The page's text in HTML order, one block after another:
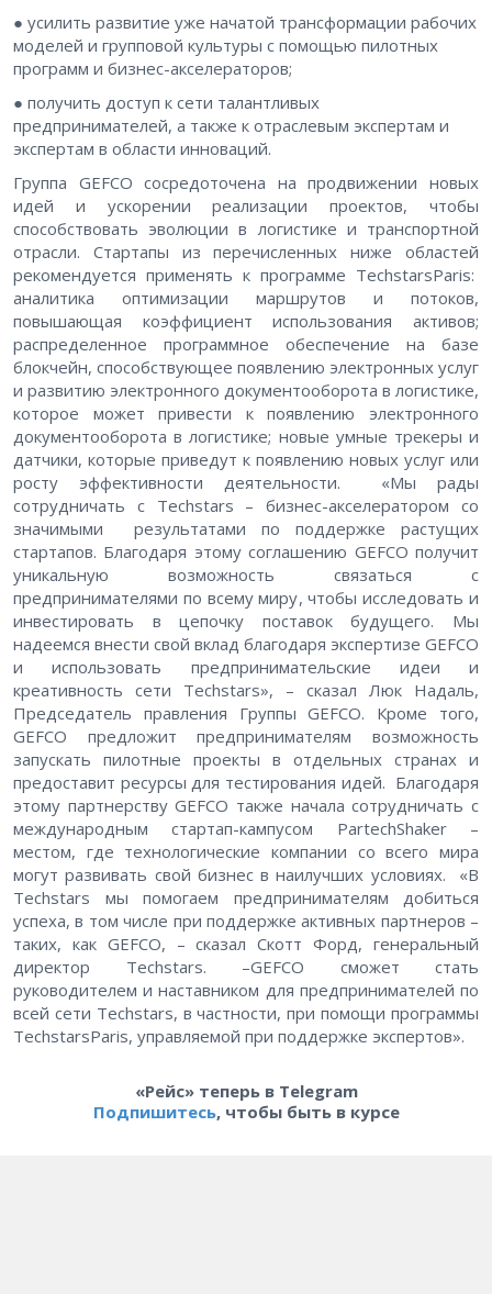
● усилить развитие уже начатой трансформации рабочих
моделей и групповой культуры с помощью пилотных
программ и бизнес-акселераторов;
● получить доступ к сети талантливых
предпринимателей, а также к отраслевым экспертам и
экспертам в области инноваций.
Группа GEFCO сосредоточена на продвижении новых
идей и ускорении реализации проектов, чтобы
способствовать эволюции в логистике и транспортной
отрасли. Стартапы из перечисленных ниже областей
рекомендуется применять к программе TechstarsParis:
аналитика оптимизации маршрутов и потоков,
повышающая коэффициент использования активов;
распределенное программное обеспечение на базе
блокчейн, способствующее появлению электронных услуг
и развитию электронного документооборота в логистике,
которое может привести к появлению электронного
документооборота в логистике; новые умные трекеры и
датчики, которые приведут к появлению новых услуг или
росту эффективности деятельности. «Мы рады
сотрудничать с Techstars – бизнес-акселератором со
значимыми результатами по поддержке растущих
стартапов. Благодаря этому соглашению GEFCO получит
уникальную возможность связаться с
предпринимателями по всему миру, чтобы исследовать и
инвестировать в цепочку поставок будущего. Мы
надеемся внести свой вклад благодаря экспертизе GEFCO
и использовать предпринимательские идеи и
креативность сети Techstars», – сказал Люк Надаль,
Председатель правления Группы GEFCO. Кроме того,
GEFCO предложит предпринимателям возможность
запускать пилотные проекты в отдельных странах и
предоставит ресурсы для тестирования идей. Благодаря
этому партнерству GEFCO также начала сотрудничать с
международным стартап-кампусом PartechShaker –
местом, где технологические компании со всего мира
могут развивать свой бизнес в наилучших условиях. «В
Techstars мы помогаем предпринимателям добиться
успеха, в том числе при поддержке активных партнеров –
таких, как GEFCO, – сказал Скотт Форд, генеральный
директор Techstars. –GEFCO сможет стать
руководителем и наставником для предпринимателей по
всей сети Techstars, в частности, при помощи программы
TechstarsParis, управляемой при поддержке экспертов».
«Рейс» теперь в Telegram
Подпишитесь, чтобы быть в курсе